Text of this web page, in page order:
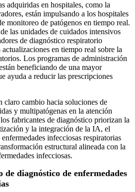
adquiridas en hospitales, como la
están impulsando a los hospitales
monitoreo de patógenos en tiempo real.
las unidades de cuidados intensivos
de diagnóstico respiratorio
en tiempo real sobre la
Los programas de administración
beneficiando de una mayor
ayuda a reducir las prescripciones
claro cambio hacia soluciones de
y multipatógenas en la atención
fabricantes de diagnóstico priorizan la
y la integración de la IA, el
infecciosas respiratorias
estructural alineada con la
infecciosas.
diagnóstico de enfermedades